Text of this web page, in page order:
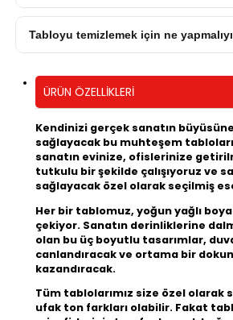
Tabloyu temizlemek için ne
ÜRÜN ÖZELLIKLERI
Kendinizi gerçek sanatın
sağlayacak bu muhteşem
sanatın evinize, ofislerinize
tutkulu bir şekilde çalışıyoruz ve
sağlayacak özel olarak seçilmiş
Her bir tablomuz, yoğun yağlı
çekiyor. Sanatın derinliklerine
olan bu üç boyutlu tasarımlar,
canlandıracak ve ortama bir
kazandıracak.
Tüm tablolarımız size özel olarak
ufak ton farkları olabilir. Fakat